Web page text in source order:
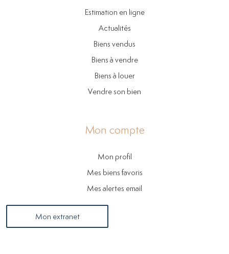
Estimation en ligne
Actualités
Biens vendus
Biens à vendre
Biens à louer
Vendre son bien
Mon compte
Mon profil
Mes biens favoris
Mes alertes email
Mon extranet